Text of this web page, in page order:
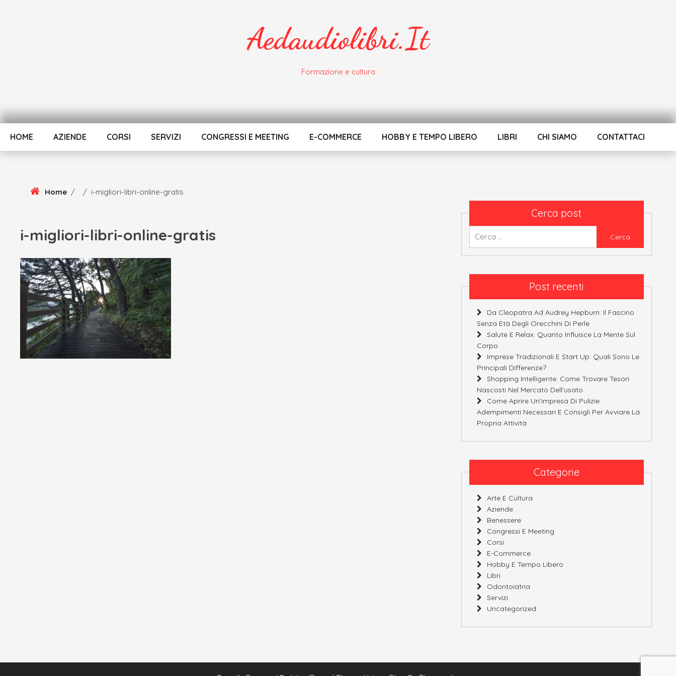
Aedaudiolibri.it
Formazione e cultura
HOME AZIENDE CORSI SERVIZI CONGRESSI E MEETING E-COMMERCE HOBBY E TEMPO LIBERO LIBRI CHI SIAMO CONTATTACI
Home / / i-migliori-libri-online-gratis
i-migliori-libri-online-gratis
Cerca post
Post recenti
Da Cleopatra Ad Audrey Hepburn: Il Fascino
Senza Età Degli Orecchini Di Perle
Salute E Relax: Quanto Influisce La Mente Sul
Corpo
Imprese Tradizionali E Start Up: Quali Sono Le
Principali Differenze?
Shopping Intelligente: Come Trovare Tesori
Nascosti Nel Mercato Dell’usato
Come Aprire Un’impresa Di Pulizie:
Adempimenti Necessari E Consigli Per Avviare La
Propria Attività
Categorie
Arte E Cultura
Aziende
Benessere
Congressi E Meeting
Corsi
E-Commerce
Hobby E Tempo Libero
Libri
Odontoiatria
Servizi
Uncategorized